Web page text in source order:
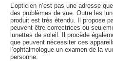
L’opticien n’est pas une adresse
des problèmes de vue. Outre les
produit est très étendu. Il propose
peuvent être correctrices ou
lunettes de soleil. Il procède
que peuvent nécessiter ces
l’ophtalmologue un examen de la
personne.